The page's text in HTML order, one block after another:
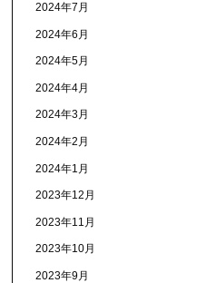
2024年7月
2024年6月
2024年5月
2024年4月
2024年3月
2024年2月
2024年1月
2023年12月
2023年11月
2023年10月
2023年9月